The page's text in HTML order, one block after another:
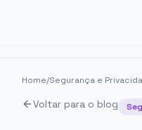
Home/Segurança e
Voltar para o blog